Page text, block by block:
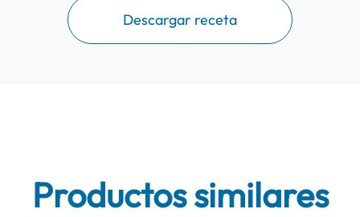
Descargar receta
Productos similares